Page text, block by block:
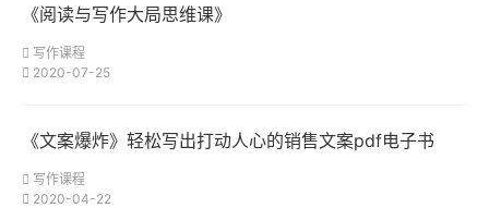
《阅读与写作大局思维课》
写作课程
2020-07-25
《文案爆炸》轻松写出打动人心的销售文案pdf电子书
写作课程
2020-04-22